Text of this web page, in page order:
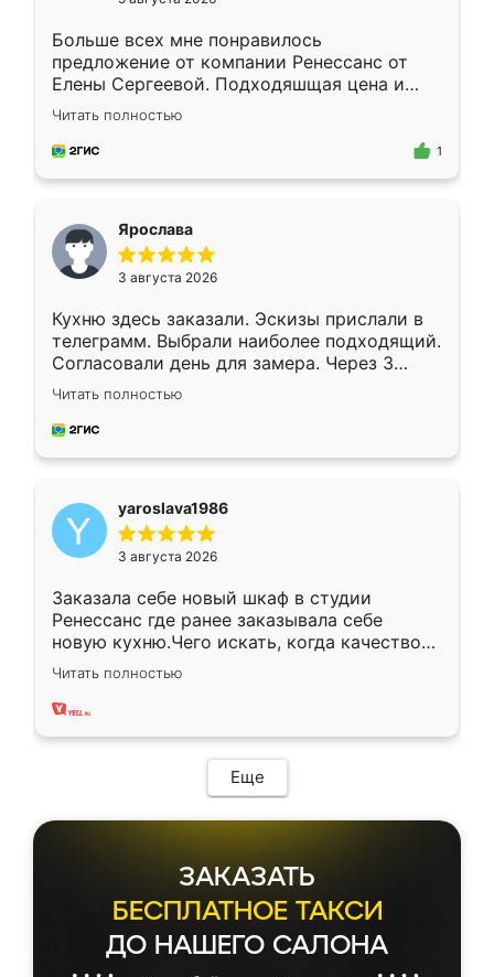
Больше всех мне понравилось
предложение от компании Ренессанс от
Елены Сергеевой. Подходяшщая цена и
короткие сроки изготовления. Приехавший
для замера сотрудник Владислав
предложил по моему эскизу самый
Читать полностью
1
Ярослава
3 августа 2026
Кухню здесь заказали. Эскизы прислали в
телеграмм. Выбрали наиболее подходящий.
Согласовали день для замера. Через 3
недели кухня была уже готова. Остались
довольны работой. Спасибо Ренессанс
мебель за качественную работу!
Читать полностью
yaroslava1986
3 августа 2026
Заказала себе новый шкаф в студии
Ренессанс где ранее заказывала себе
новую кухню.Чего искать, когда качеством
вполне довольна. Служит кухня уже почти
два года, нареканий нет.
Читать полностью
Еще
ЗАКАЗАТЬ
БЕСПЛАТНОЕ ТАКСИ
ДО НАШЕГО САЛОНА